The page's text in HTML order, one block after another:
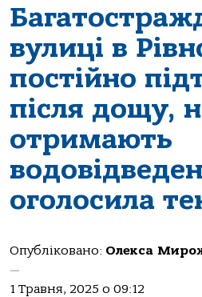
вулиці в
постійно
після дощу,
отримають
оголосила
Опубліковано: Олекса
—
1 Травня, 2025 о 09:12